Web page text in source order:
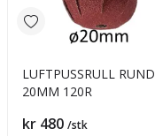
LUFTPUSSRULL RUND
20MM 120R
Pris
kr 480 /stk